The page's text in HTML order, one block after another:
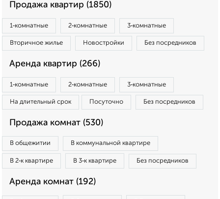
Продажа квартир (1850)
1‑комнатные 2‑комнатные 3‑комнатные
Вторичное жилье Новостройки Без посредников
Аренда квартир (266)
1‑комнатные 2‑комнатные 3‑комнатные
На длительный срок Посуточно Без посредников
Продажа комнат (530)
В общежитии В коммунальной квартире
В 2‑к квартире В 3‑к квартире Без посредников
Аренда комнат (192)